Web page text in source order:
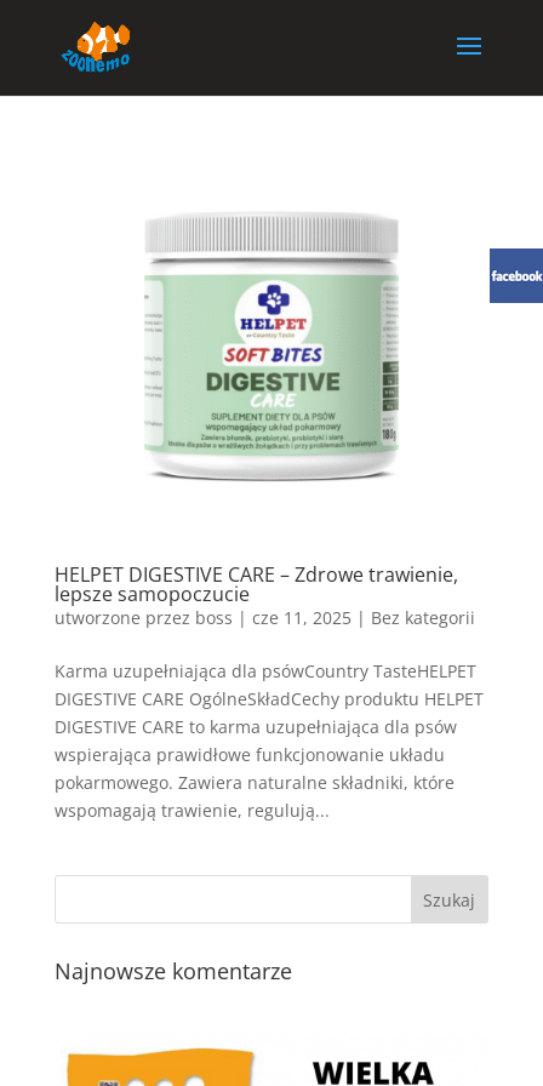
HELPET DIGESTIVE CARE – Zdrowe trawienie,
lepsze samopoczucie
utworzone przez boss | cze 11, 2025| Bez kategorii
Karma uzupełniająca dla psówCountry TasteHELPET
DIGESTIVE CARE OgólneSkładCechy produktu HELPET
DIGESTIVE CARE to karma uzupełniająca dla psów
wspierająca prawidłowe funkcjonowanie układu
pokarmowego. Zawiera naturalne składniki, które
wspomagają trawienie, regulują...
Najnowsze komentarze